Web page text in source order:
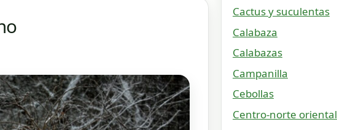
Cactus y suculentas
Calabaza
Calabazas
Campanilla
Cebollas
Centro-norte oriental